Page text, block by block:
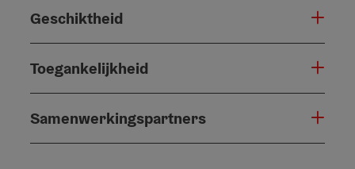
Geschiktheid
Toegankelijkheid
Samenwerkingspartners